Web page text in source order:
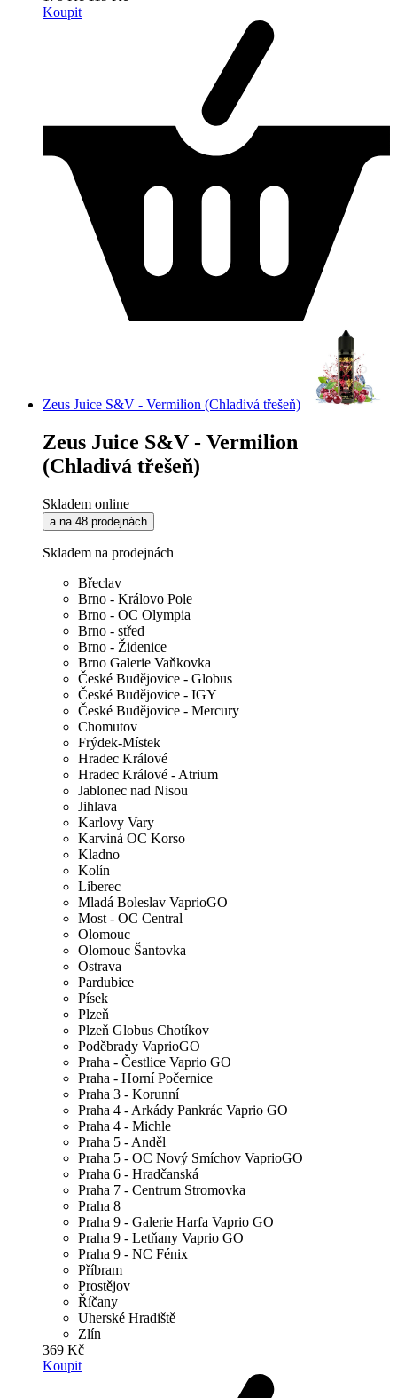
Koupit
Zeus Juice S&V - Vermilion (Chladivá třešeň)
Zeus Juice S&V - Vermilion
(Chladivá třešeň)
Skladem online
a na 48 prodejnách
Skladem na prodejnách
Břeclav
Brno - Královo Pole
Brno - OC Olympia
Brno - střed
Brno - Židenice
Brno Galerie Vaňkovka
České Budějovice - Globus
České Budějovice - IGY
České Budějovice - Mercury
Chomutov
Frýdek-Místek
Hradec Králové
Hradec Králové - Atrium
Jablonec nad Nisou
Jihlava
Karlovy Vary
Karviná OC Korso
Kladno
Kolín
Liberec
Mladá Boleslav VaprioGO
Most - OC Central
Olomouc
Olomouc Šantovka
Ostrava
Pardubice
Písek
Plzeň
Plzeň Globus Chotíkov
Poděbrady VaprioGO
Praha - Čestlice Vaprio GO
Praha - Horní Počernice
Praha 3 - Korunní
Praha 4 - Arkády Pankrác Vaprio GO
Praha 4 - Michle
Praha 5 - Anděl
Praha 5 - OC Nový Smíchov VaprioGO
Praha 6 - Hradčanská
Praha 7 - Centrum Stromovka
Praha 8
Praha 9 - Galerie Harfa Vaprio GO
Praha 9 - Letňany Vaprio GO
Praha 9 - NC Fénix
Příbram
Prostějov
Říčany
Uherské Hradiště
Zlín
369 Kč
Koupit